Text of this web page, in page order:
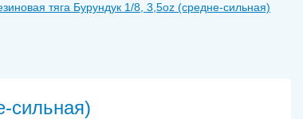
тяга Бурундук 1/8, 3,5oz (средне-сильная)
Резиновая тяга ʺЛеопардʺ 1/4ʺ 8oz
сильная)